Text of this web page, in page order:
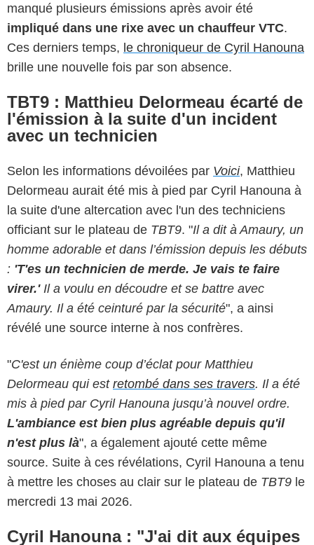
manqué plusieurs émissions après avoir été
impliqué dans une rixe avec un chauffeur VTC.
Ces derniers temps, le chroniqueur de Cyril Hanouna
brille une nouvelle fois par son absence.
TBT9 : Matthieu Delormeau écarté de
l'émission à la suite d'un incident
avec un technicien
Selon les informations dévoilées par Voici, Matthieu
Delormeau aurait été mis à pied par Cyril Hanouna à
la suite d'une altercation avec l'un des techniciens
officiant sur le plateau de TBT9. "Il a dit à Amaury, un
homme adorable et dans l’émission depuis les débuts
: 'T'es un technicien de merde. Je vais te faire
virer.'Il a voulu en découdre et se battre avec
Amaury. Il a été ceinturé par la sécurité", a ainsi
révélé une source interne à nos confrères.
"C'est un énième coup d’éclat pour Matthieu
Delormeau qui est retombé dans ses travers. Il a été
mis à pied par Cyril Hanouna jusqu’à nouvel ordre.
L'ambiance est bien plus agréable depuis qu'il
n'est plus là", a également ajouté cette même
source. Suite à ces révélations, Cyril Hanouna a tenu
à mettre les choses au clair sur le plateau de TBT9 le
mercredi 13 mai 2026.
Cyril Hanouna : "J'ai dit aux équipes